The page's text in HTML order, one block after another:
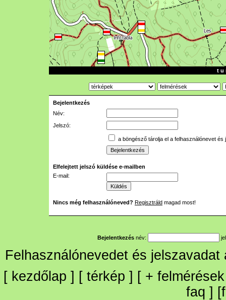
t u
Bejelentkezés
Név:
Jelszó:
a böngésző tárolja el a felhasználónevet és
Elfelejtett jelszó küldése e-mailben
E-mail:
Nincs még felhasználóneved? Regisztráld magad most!
Bejelentkezés név:
Felhasználónevedet és
[ kezdőlap ] [ térkép ] [ + felmérések
faq ] [